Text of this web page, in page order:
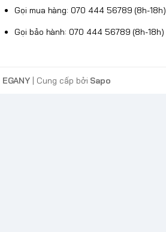
Gọi mua hàng: 070 444 56789 (8h-18h)
Gọi bảo hành: 070 444 56789 (8h-18h)
EGANY | Cung cấp bởi Sapo